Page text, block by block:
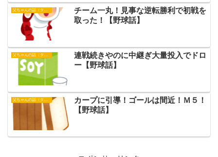
父ちゃんの話（タイガース）
チーム一丸！見事な逆転勝利で初戦を
取った！【野球話】
連戦続きやのに中継ぎ大量投入でドロ
ー【野球話】
カープに引導！ゴールは間近！Ｍ５！
【野球話】